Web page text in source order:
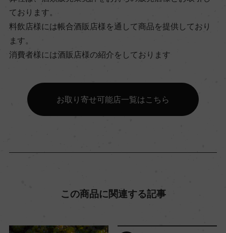
10℃
ビオ情報・認証機関
有機JAS認証
コンクール入賞歴
ております。
料飲店様には帳合酒販店様を通して商品を提供しており
ます。
消費者様には酒販店様の紹介をしております
お取り寄せ可能店一覧はこちら
この商品に関連する記事